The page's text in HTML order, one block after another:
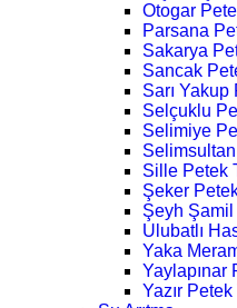
Otogar
Parsana
Sakarya
Sancak
Sarı
Selçuklu
Selimiye
Sille Petek
Şeker
Şeyh
Ulubatlı
Yaka
Yaylapınar
Yazır